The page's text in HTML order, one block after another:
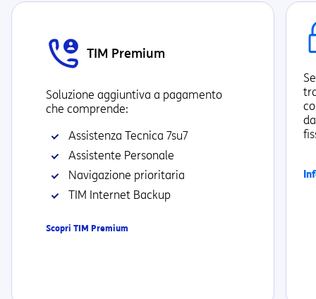
TIM Premium
Soluzione aggiuntiva a pagamento
che comprende:
Assistenza Tecnica 7su7
Assistente Personale
Navigazione prioritaria
TIM Internet Backup
Scopri TIM Premium